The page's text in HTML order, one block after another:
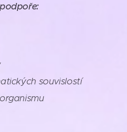
souvislostí